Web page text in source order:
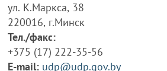
ул. К.Маркса, 38
220016, г.Минск
Тел./факс:
+375 (17) 222-35-56
E-mail: udp@udp.gov.by